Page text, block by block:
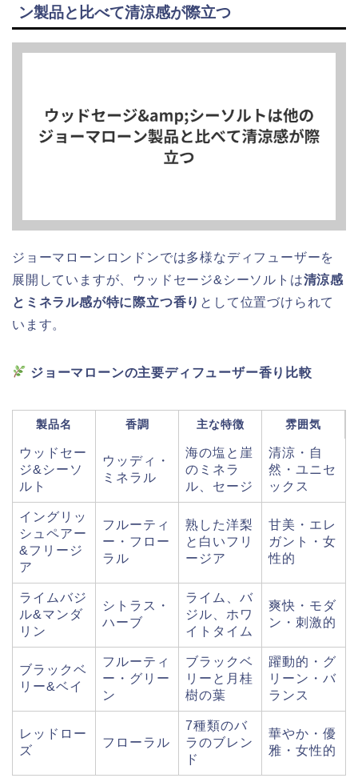
ン製品と比べて清涼感が際立つ
ジョーマローンロンドンでは多様なディフューザーを
展開していますが、ウッドセージ&シーソルトは清涼感
とミネラル感が特に際立つ香り として位置づけられて
います。
ジョーマローンの主要ディフューザー香り比較
製品名 香調 主な特徴 雰囲気
ウッドセー
ジ&シーソ
ルト
ウッディ・
ミネラル
海の塩と崖
のミネラ
ル、セージ
清涼・自
然・ユニセ
ックス
イングリッ
シュペアー
&フリージ
ア
フルーティ
ー・フロー
ラル
熟した洋梨
と白いフリ
ージア
甘美・エレ
ガント・女
性的
ライムバジ
ル&マンダ
リン
シトラス・
ハーブ
ライム、バ
ジル、ホワ
イトタイム
爽快・モダ
ン・刺激的
ブラックベ
リー&ベイ
フルーティ
ー・グリー
ン
ブラックベ
リーと月桂
樹の葉
躍動的・グ
リーン・バ
ランス
レッドロー
ズ
フローラル
7種類のバ
ラのブレン
ド
華やか・優
雅・女性的